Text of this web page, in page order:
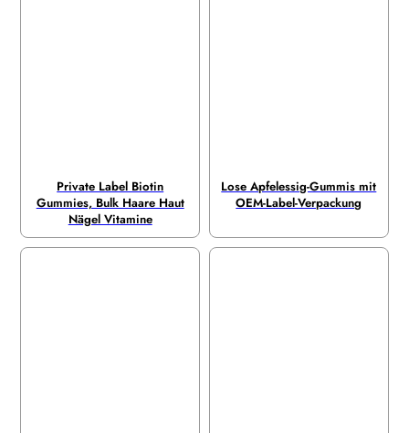
Private Label Biotin
Gummies, Bulk Haare Haut
Nägel Vitamine
Lose Apfelessig-Gummis mit
OEM-Label-Verpackung